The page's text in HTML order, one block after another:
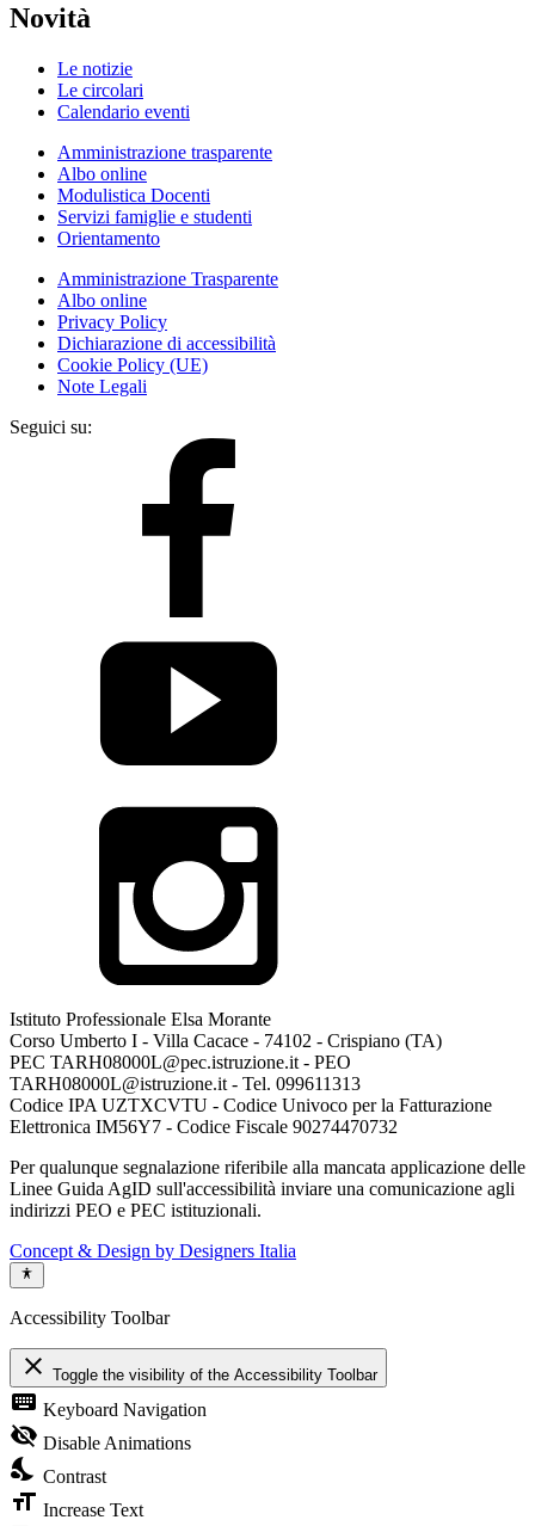
Novità
Le notizie
Le circolari
Calendario eventi
Amministrazione trasparente
Albo online
Modulistica Docenti
Servizi famiglie e studenti
Orientamento
Amministrazione Trasparente
Albo online
Privacy Policy
Dichiarazione di accessibilità
Cookie Policy (UE)
Note Legali
Seguici su:
Istituto Professionale Elsa Morante
Corso Umberto I - Villa Cacace - 74102 - Crispiano (TA)
PEC TARH08000L@pec.istruzione.it - PEO
TARH08000L@istruzione.it - Tel. 099611313
Codice IPA UZTXCVTU - Codice Univoco per la Fatturazione
Elettronica IM56Y7 - Codice Fiscale 90274470732
Per qualunque segnalazione riferibile alla mancata applicazione delle
Linee Guida AgID sull'accessibilità inviare una comunicazione agli
indirizzi PEO e PEC istituzionali.
Concept & Design by Designers Italia
Accessibility Toolbar
close Toggle the visibility of the Accessibility Toolbar
keyboard Keyboard Navigation
visibility_off Disable Animations
nights_stay Contrast
format_size Increase Text